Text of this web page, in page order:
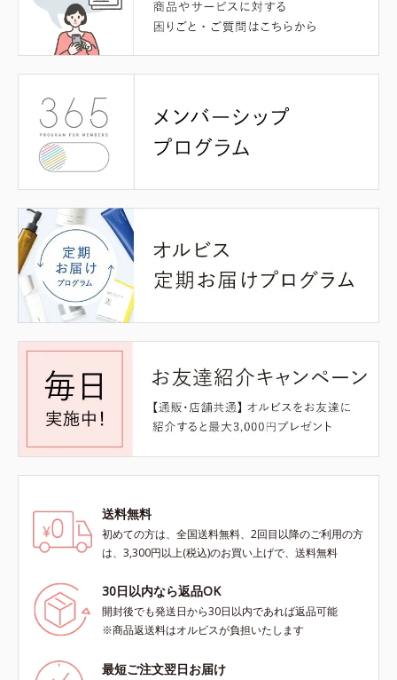
送料無料
初めての方は、全国送料無料、2回目以降のご利用の方
は、3,300円以上(税込)のお買い上げで、送料無料
30日以内なら返品OK
開封後でも発送日から30日以内であれば返品可能
※商品返送料はオルビスが負担いたします
最短ご注文翌日お届け